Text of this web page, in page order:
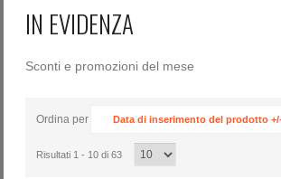
IN EVIDENZA
Sconti e promozioni del mese
Ordina per Data di inserimento del prodotto
Risultati 1 - 10 di 63
Nome utente
Ricordami